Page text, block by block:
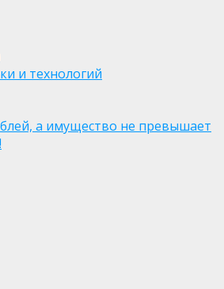
и технологий
а имущество не превышает